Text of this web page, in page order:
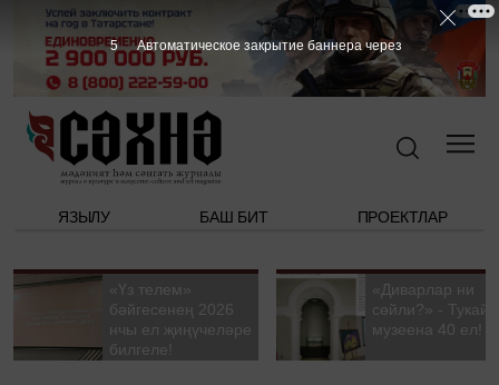
ЯЗЫЛУ БАШ БИТ ПРОЕКТЛАР
«Үз телем»
бәйгесенең 2026
нчы ел җиңүчеләре
билгеле!
«Диварлар ни
сөйли?» - Тукай
музеена 40 ел!
4 Автоматическое закрытие баннера через